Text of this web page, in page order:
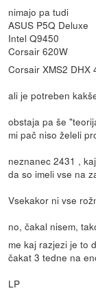
nimajo pa tudi
ASUS P5Q Deluxe
Intel Q9450
Corsair 620W
Corsair XMS2 DHX
ali je potreben
obstaja pa še
mi pač niso želeli
neznanec 2431 ,
da so imeli vse na
Vsekakor ni vse
no, čakal nisem,
me kaj razjezi je to
čakat 3 tedne na
LP